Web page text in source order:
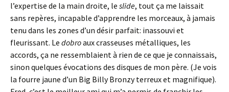
l’expertise de la main droite, le slide, tout ça me laissait
sans repères, incapable d’apprendre les morceaux, à jamais
tenu dans les zones d’un désir parfait: inassouvi et
fleurissant. Le dobroaux crasseuses métalliques, les
accords, ça ne ressemblaient à rien de ce que je connaissais,
sinon quelques évocations des disques de mon père. (Je vois
la fourre jaune d’un Big Billy Bronzy terreux et magnifique).